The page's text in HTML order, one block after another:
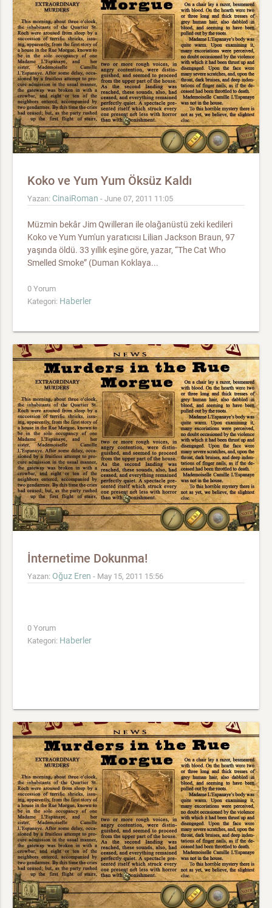
Koko ve Yum Yum Öksüz Kaldı
Yazan: CinaiRoman - June 07, 2011 11:05
Müzmin bekâr Jim Qwilleran ile olağanüstü zeki kedileri
Koko ve Yum Yum'un yaratıcısı Lilian Jackson Braun, 97
yaşında öldü. 33 yıllık eşine göre, yazar, “The Cat Who
Smelled Smoke” (Duman Koklaya...
0 Yorum
Kategori: Haberler
İnternetime Dokunma!
Yazan: Oğuz Eren - May 15, 2011 15:56
0 Yorum
Kategori: Haberler